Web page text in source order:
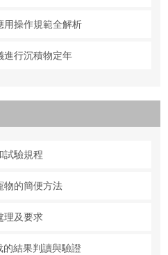
用操作規範全解析
進行沉積物定年
試驗規程
物的簡便方法
理及要求
的結果判讀與驗證